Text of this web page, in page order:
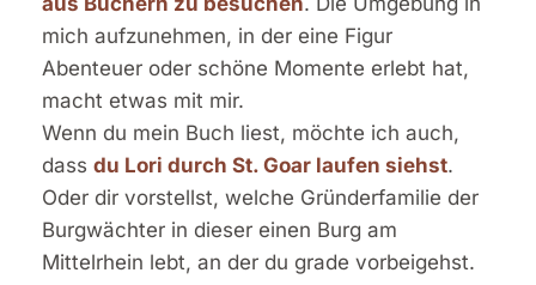
mich aufzunehmen, in der eine Figur
Abenteuer oder schöne Momente erlebt hat,
macht etwas mit mir.
Wenn du mein Buch liest, möchte ich auch,
dass du Lori durch St. Goar laufen siehst.
Oder dir vorstellst, welche Gründerfamilie der
Burgwächter in dieser einen Burg am
Mittelrhein lebt, an der du grade vorbeigehst.